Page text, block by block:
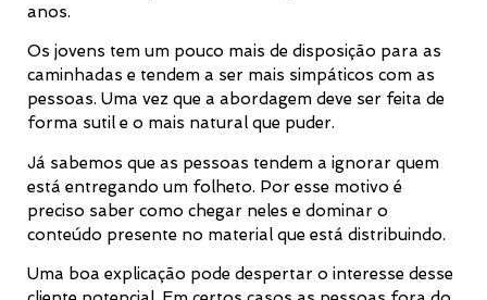
anos.
Os jovens tem um pouco mais de disposição para as
caminhadas e tendem a ser mais simpáticos com as
pessoas. Uma vez que a abordagem deve ser feita de
forma sutil e o mais natural que puder.
Já sabemos que as pessoas tendem a ignorar quem
está entregando um folheto. Por esse motivo é
preciso saber como chegar neles e dominar o
conteúdo presente no material que está distribuindo.
Uma boa explicação pode despertar o interesse desse